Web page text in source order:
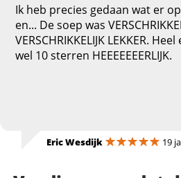
Ik heb precies gedaan wat er
en... De soep was
VERSCHRIKKELIJK LEKKER.
wel 10 sterren HEEEEEEERLIJK.
Eric Wesdijk 19